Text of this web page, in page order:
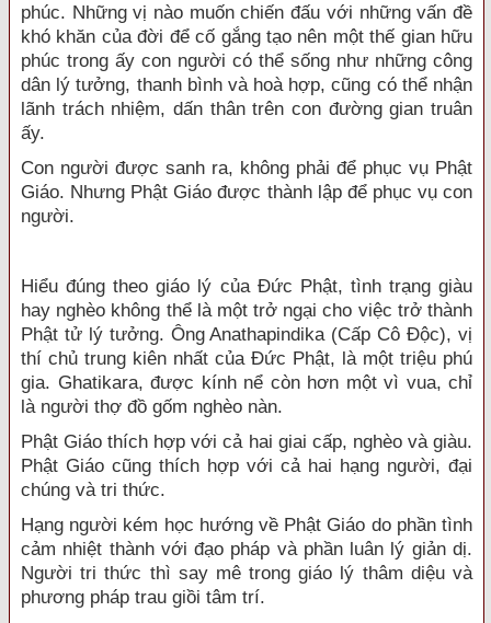
phúc. Những vị nào muốn chiến đấu với những vấn đề
khó khăn của đời để cố gắng tạo nên một thế gian hữu
phúc trong ấy con người có thể sống như những công
dân lý tưởng, thanh bình và hoà hợp, cũng có thể nhận
lãnh trách nhiệm, dấn thân trên con đường gian truân
ấy.
Con người được sanh ra, không phải để phục vụ Phật
Giáo. Nhưng Phật Giáo được thành lập để phục vụ con
người.
Hiểu đúng theo giáo lý của Đức Phật, tình trạng giàu
hay nghèo không thể là một trở ngại cho việc trở thành
Phật tử lý tưởng. Ông Anathapindika (Cấp Cô Độc), vị
thí chủ trung kiên nhất của Đức Phật, là một triệu phú
gia. Ghatikara, được kính nể còn hơn một vì vua, chỉ
là người thợ đồ gốm nghèo nàn.
Phật Giáo thích hợp với cả hai giai cấp, nghèo và giàu.
Phật Giáo cũng thích hợp với cả hai hạng người, đại
chúng và tri thức.
Hạng người kém học hướng về Phật Giáo do phần tình
cảm nhiệt thành với đạo pháp và phần luân lý giản dị.
Người tri thức thì say mê trong giáo lý thâm diệu và
phương pháp trau giồi tâm trí.